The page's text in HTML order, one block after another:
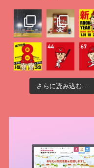
さらに読み込む...